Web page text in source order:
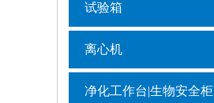
试验箱
离心机
净化工作台|生物安全柜